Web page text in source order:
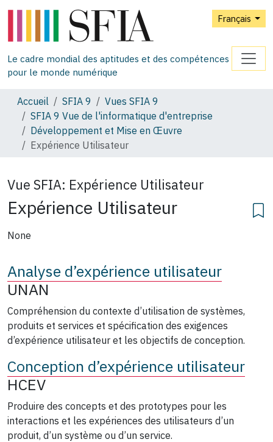
Français
Le cadre mondial des aptitudes et des compétences
pour le monde numérique
Accueil SFIA 9
Vues SFIA 9
SFIA 9 Vue de l'informatique d'entreprise
Développement et Mise en Œuvre
Expérience Utilisateur
Vue SFIA: Expérience Utilisateur
Expérience Utilisateur
None
Analyse d’expérience utilisateur
UNAN
Compréhension du contexte d’utilisation de systèmes,
produits et services et spécification des exigences
d’expérience utilisateur et les objectifs de conception.
Conception d’expérience utilisateur
HCEV
Produire des concepts et des prototypes pour les
interactions et les expériences des utilisateurs d’un
produit, d’un système ou d’un service.